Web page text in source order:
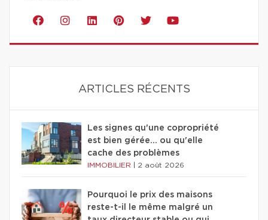
ARTICLES RÉCENTS
Les signes qu'une copropriété
est bien gérée… ou qu'elle
cache des problèmes
IMMOBILIER 2 août 2026
Pourquoi le prix des maisons
reste-t-il le même malgré un